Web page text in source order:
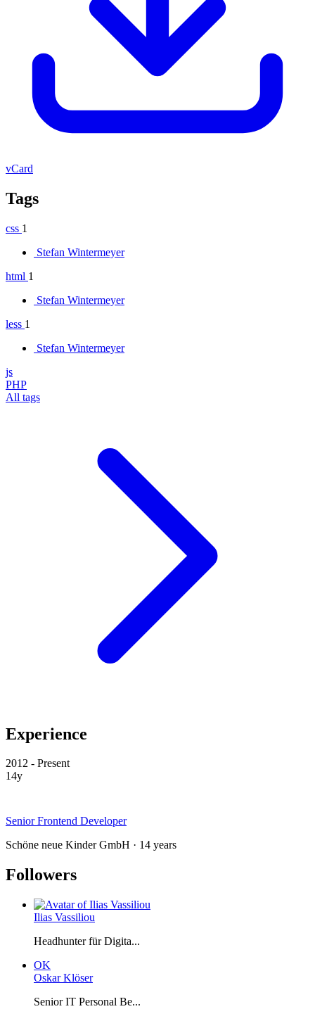
vCard
Tags
css 1
Stefan Wintermeyer
html 1
Stefan Wintermeyer
less 1
Stefan Wintermeyer
js
PHP
All tags
Experience
2012 - Present
14y
Senior Frontend Developer
Schöne neue Kinder GmbH · 14 years
Followers
Ilias Vassiliou
Headhunter für Digita...
OK
Oskar Klöser
Senior IT Personal Be...